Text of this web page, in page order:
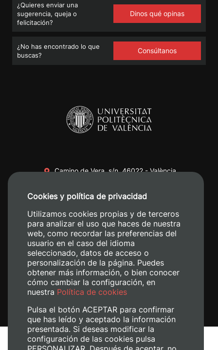
¿Quieres enviar una
sugerencia, queja o
felicitación?
Dinos qué opinas
¿No has encontrado lo que
buscas?
Consúltanos
Camino de Vera, s/n. 46022 - València
+34 620 04 00 50
Aviso legal
Cookies y política de privacidad
Utilizamos cookies propias y de terceros
para analizar el uso que haces de nuestra
web, como recordar las preferencias del
usuario en el caso del idioma
seleccionado, datos de acceso o
personalización de la página. Puedes
obtener más información, o bien conocer
cómo cambiar la configuración, en
nuestra Política de cookies
Pulsa el botón ACEPTAR para confirmar
que has leído y aceptado la información
presentada. Si deseas modificar la
configuración de las cookies pulsa